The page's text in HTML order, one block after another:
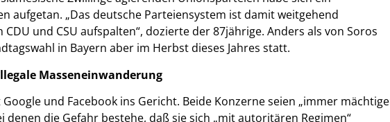
aufgetan. „Das deutsche Parteiensystem ist damit weitgehend
und CSU aufspalten“, dozierte der 87jährige. Anders als von Soros
in Bayern aber im Herbst dieses Jahres statt.
Masseneinwanderung
und Facebook ins Gericht. Beide Konzerne seien „immer
denen die Gefahr bestehe, daß sie sich „mit autoritären Regimen“